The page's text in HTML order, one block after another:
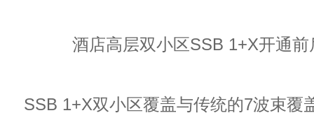
酒店高层双小区SSB 1+X开通前
SSB 1+X双小区覆盖与传统的7波束覆